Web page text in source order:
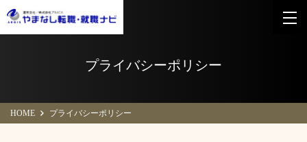
プライバシーポリシー
HOME プライバシーポリシー